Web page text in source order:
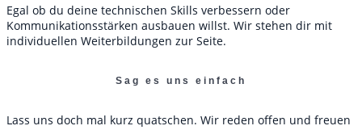
Egal ob du deine technischen Skills verbessern oder
Kommunikationsstärken ausbauen willst. Wir stehen dir mit
individuellen Weiterbildungen zur Seite.
Sag es uns einfach
Lass uns doch mal kurz quatschen. Wir reden offen und freuen